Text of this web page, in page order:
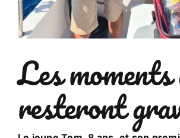
Les
resteront